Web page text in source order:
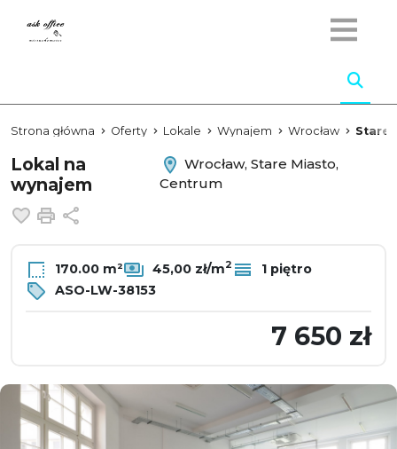
Strona główna Oferty Lokale Wynajem Wrocław Stare
Lokal na
wynajem
Wrocław, Stare Miasto,
Centrum
Dodaj do ulubionych
Drukuj
170.00 m² 45,00 zł/m2
1 piętro
ASO-LW-38153
7 650 zł